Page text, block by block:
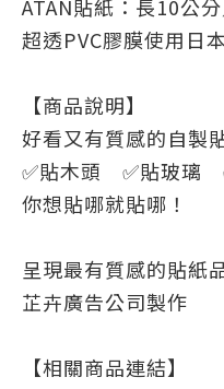
ATAN貼紙：長10公
超透PVC膠膜使用日
【商品說明】
好看又有質感的自製
✅貼木頭　✅貼玻璃
你想貼哪就貼哪！
呈現最有質感的貼紙
芷卉廣告公司製作
【相關商品連結】